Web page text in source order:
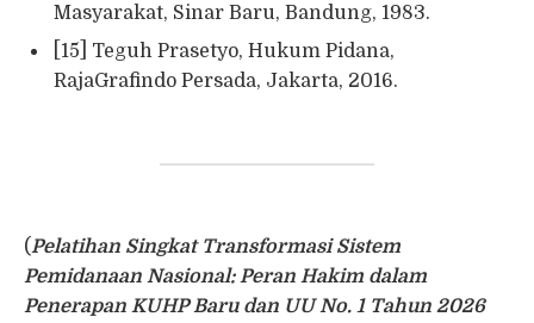
Masyarakat, Sinar Baru, Bandung, 1983.
[15] Teguh Prasetyo, Hukum Pidana,
RajaGrafindo Persada, Jakarta, 2016.
(Pelatihan Singkat Transformasi Sistem
Pemidanaan Nasional: Peran Hakim dalam
Penerapan KUHP Baru dan UU No. 1 Tahun 2026